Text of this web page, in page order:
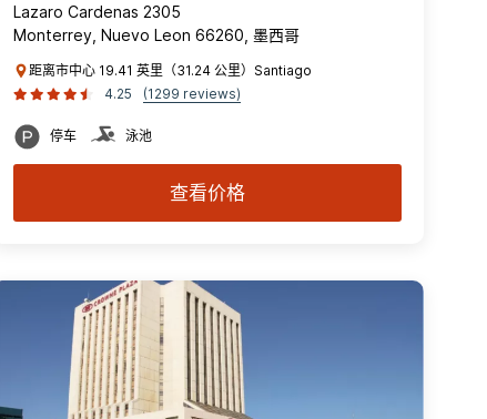
Lazaro Cardenas 2305
Monterrey, Nuevo Leon 66260, 墨西哥
距离市中心 19.41 英里（31.24 公里）Santiago
4.25
(1299 reviews)
停车 泳池
查看价格